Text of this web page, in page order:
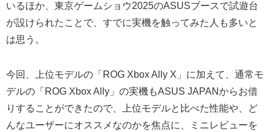
いるほか、東京ゲームショウ2025のASUSブースで試遊台
が設けられたことで、すでに実機を触ってみた人も多いと
は思う。
今回、上位モデルの「ROG Xbox Ally X」に加えて、通常モ
デルの「ROG Xbox Ally」の実機もASUS JAPANからお借
りすることができたので、上位モデルと比べた性能や、ど
んなユーザーにオススメなのかを焦点に、ミニレビューを